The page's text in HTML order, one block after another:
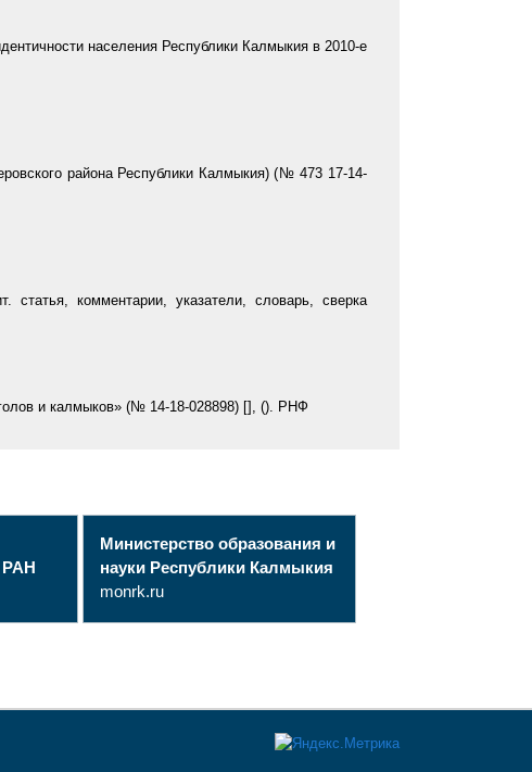
населения Республики Калмыкия в 2010-е
района Республики Калмыкия) (№ 473 17-14-
комментарии, указатели, словарь, сверка
и калмыков» (№ 14-18-028898) [], (). РНФ
РАН
Министерство образования и
науки Республики Калмыкия
monrk.ru